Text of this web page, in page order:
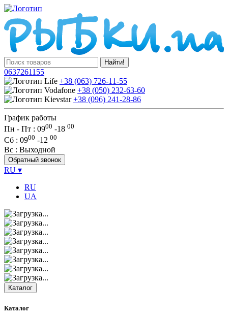
Найти!
0637261155
+38 (063) 726-11-55
+38 (050) 232-63-60
+38 (096) 241-28-86
График работы
Пн - Пт : 0900 -18 00
Сб : 0900 -12 00
Вс : Выходной
Обратный звонок
RU ▾
RU
UA
Каталог
Каталог